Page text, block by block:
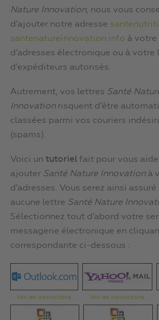
Nature Innovation, nous vous
d’ajouter notre adresse
santenatureinnovation.info à votre
d’adresses électronique ou à votre
d’expéditeurs autorisés.
Autrement, vos lettres Santé
Innovation risquent d’être
classées parmi vos couriers
(spams).
Voici un tutoriel fait pour vous
ajouter Santé Nature Innovation à
d’adresses. Vous serez ainsi
aucune lettre Santé Nature
Sélectionnez tout d’abord votre
messagerie électronique en
correspondante ci-dessous :
Voir les instructions Voir les instructions